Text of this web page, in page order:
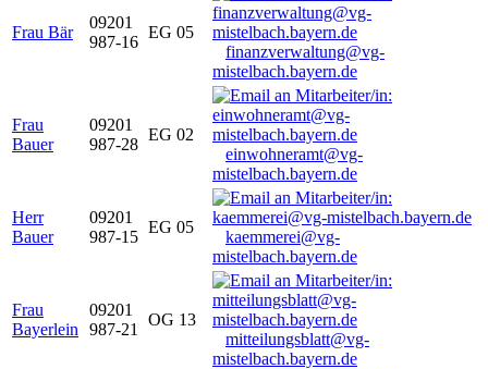
Frau Bär
09201
987-16
EG 05
finanzverwaltung@vg-
mistelbach.bayern.de
Frau
Bauer
09201
987-28
EG 02
einwohneramt@vg-
mistelbach.bayern.de
Herr
Bauer
09201
987-15
EG 05
kaemmerei@vg-
mistelbach.bayern.de
Frau
Bayerlein
09201
987-21
OG 13
mitteilungsblatt@vg-
mistelbach.bayern.de